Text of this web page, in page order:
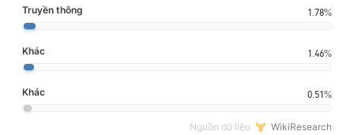
Truyền thông 1.78%
Khác 1.46%
Khác 0.51%
Nguồn dữ liệu WikiResearch